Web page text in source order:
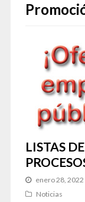
LISTAS
enero 28, 2022
Noticias